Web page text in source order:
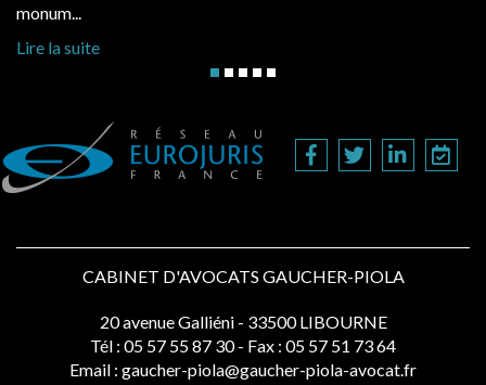
CABINET D'AVOCATS GAUCHER-PIOLA
20 avenue Galliéni - 33500 LIBOURNE
Tél : 05 57 55 87 30 - Fax : 05 57 51 73 64
Email : gaucher-piola@gaucher-piola-avocat.fr